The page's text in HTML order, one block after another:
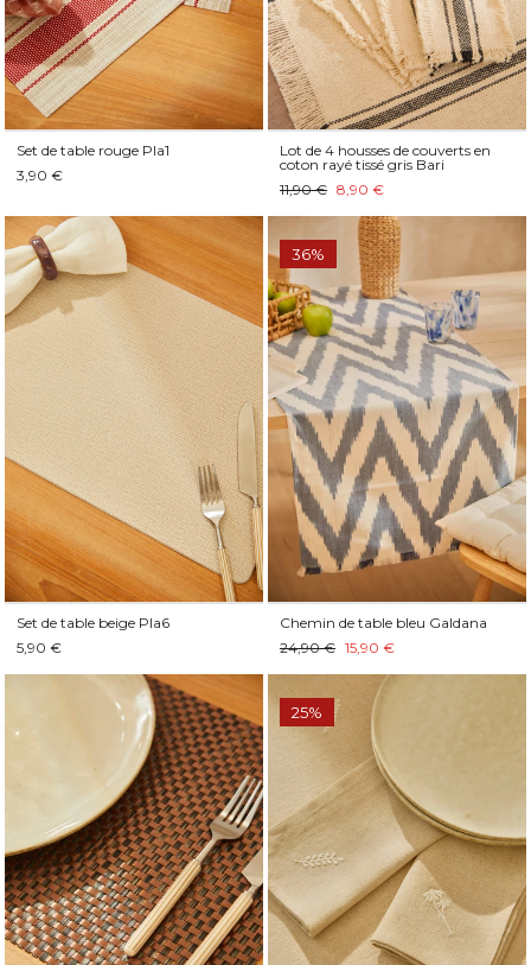
Set de table rouge Pla1
3,90 €
Lot de 4 housses de couverts en
coton rayé tissé gris Bari
11,90 € 8,90 €
Set de table beige Pla6
5,90 €
36%
Chemin de table bleu Galdana
24,90 € 15,90 €
25%